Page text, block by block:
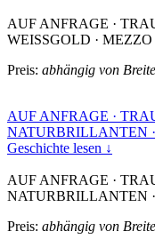
AUF ANFRAGE ·
WEISSGOLD · MEZZO
Preis: abhängig von
AUF ANFRAGE ·
NATURBRILLANTEN ·
Geschichte lesen ↓
AUF ANFRAGE ·
NATURBRILLANTEN ·
Preis: abhängig von